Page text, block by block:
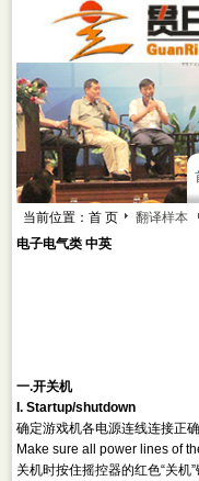
当前位置：首 页 翻译样本
电子电气类 中英
一.开关机
I. Startup/shutdown
确定游戏机各电源连线连接正
Make sure all power lines of
关机时按住摇控器的红色“关机